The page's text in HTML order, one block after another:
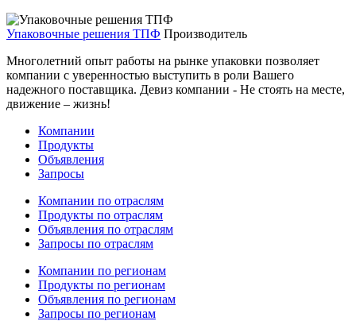
Упаковочные решения ТПФ Производитель
Многолетний опыт работы на рынке упаковки позволяет
компании с уверенностью выступить в роли Вашего
надежного поставщика. Девиз компании - Не стоять на месте,
движение – жизнь!
Компании
Продукты
Объявления
Запросы
Компании по отраслям
Продукты по отраслям
Объявления по отраслям
Запросы по отраслям
Компании по регионам
Продукты по регионам
Объявления по регионам
Запросы по регионам